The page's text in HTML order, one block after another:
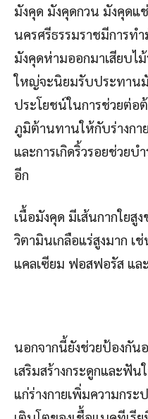
มังคุด มังคุดกวน มังคุดแ
นครศรีธรรมราชมีการท
มังคุดห่ามออกมาเสียบ
ใหญ่จะนิยมรับประทาน
ประโยชน์ในการช่วยต่อ
ภูมิต้านทานให้กับร่างกา
และการเกิดริ้วรอยช่วยบ
อีก
เนื้อมังคุด มีเส้นกากใยสู
วิตามินเกลือแร่สูงมาก เ
แคลเซียม ฟอสฟอรัส แล
นอกจากนี้ยังช่วยป้องกัน
เสริมสร้างกระดูกและฟั
แก่ร่างกายเพิ่มความกระ